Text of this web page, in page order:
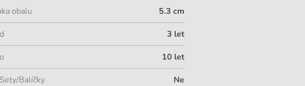
obalu 5.3 cm
3 let
10 let
Balíčky Ne